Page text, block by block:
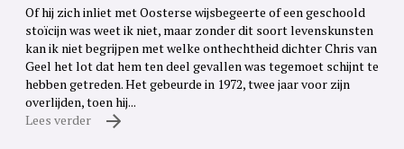
Of hij zich inliet met Oosterse wijsbegeerte of een geschoold
stoïcijn was weet ik niet, maar zonder dit soort levenskunsten
kan ik niet begrijpen met welke onthechtheid dichter Chris van
Geel het lot dat hem ten deel gevallen was tegemoet schijnt te
hebben getreden. Het gebeurde in 1972, twee jaar voor zijn
overlijden, toen hij...
Lees verder